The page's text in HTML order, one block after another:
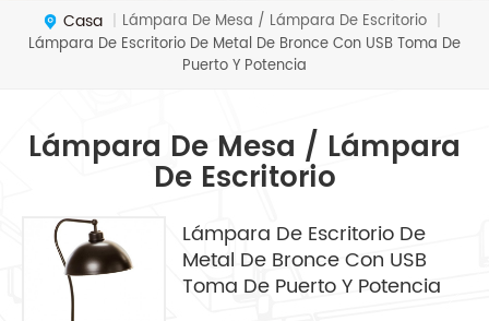
Casa | Lámpara De Mesa / Lámpara De Escritorio |
Lámpara De Escritorio De Metal De Bronce Con USB Toma De
Puerto Y Potencia
Lámpara De Mesa / Lámpara
De Escritorio
Lámpara De Escritorio De
Metal De Bronce Con USB
Toma De Puerto Y Potencia